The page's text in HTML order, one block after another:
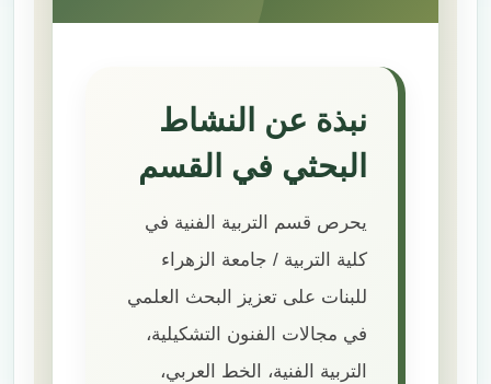
نبذة عن النشاط
البحثي في القسم
يحرص قسم التربية الفنية في
كلية التربية / جامعة الزهراء
للبنات على تعزيز البحث العلمي
في مجالات الفنون التشكيلية،
التربية الفنية، الخط العربي،